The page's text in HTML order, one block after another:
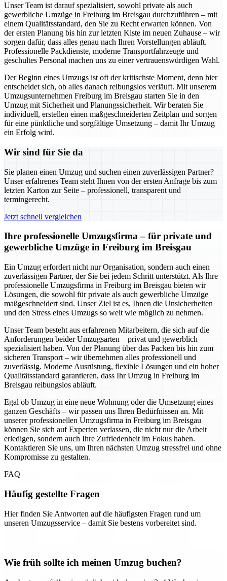
Unser Team ist darauf spezialisiert, sowohl private als auch
gewerbliche Umzüge in Freiburg im Breisgau durchzuführen – mit
einem Qualitätsstandard, den Sie zu Recht erwarten können. Von
der ersten Planung bis hin zur letzten Kiste im neuen Zuhause – wir
sorgen dafür, dass alles genau nach Ihren Vorstellungen abläuft.
Professionelle Packdienste, moderne Transportfahrzeuge und
geschultes Personal machen uns zu einer vertrauenswürdigen Wahl.
Der Beginn eines Umzugs ist oft der kritischste Moment, denn hier
entscheidet sich, ob alles danach reibungslos verläuft. Mit unserem
Umzugsunternehmen Freiburg im Breisgau starten Sie in den
Umzug mit Sicherheit und Planungssicherheit. Wir beraten Sie
individuell, erstellen einen maßgeschneiderten Zeitplan und sorgen
für eine pünktliche und sorgfältige Umsetzung – damit Ihr Umzug
ein Erfolg wird.
Wir sind für Sie da
Sie planen einen Umzug und suchen einen zuverlässigen Partner?
Unser erfahrenes Team steht Ihnen von der ersten Anfrage bis zum
letzten Karton zur Seite – professionell, transparent und
termingerecht.
Jetzt schnell vergleichen
Ihre professionelle Umzugsfirma – für private und
gewerbliche Umzüge in Freiburg im Breisgau
Ein Umzug erfordert nicht nur Organisation, sondern auch einen
zuverlässigen Partner, der Sie bei jedem Schritt unterstützt. Als Ihre
professionelle Umzugsfirma in Freiburg im Breisgau bieten wir
Lösungen, die sowohl für private als auch gewerbliche Umzüge
maßgeschneidert sind. Unser Ziel ist es, Ihnen die Unsicherheiten
und den Stress eines Umzugs so weit wie möglich zu nehmen.
Unser Team besteht aus erfahrenen Mitarbeitern, die sich auf die
Anforderungen beider Umzugsarten – privat und gewerblich –
spezialisiert haben. Von der Planung über das Packen bis hin zum
sicheren Transport – wir übernehmen alles professionell und
zuverlässig. Moderne Ausrüstung, flexible Lösungen und ein hoher
Qualitätsstandard garantieren, dass Ihr Umzug in Freiburg im
Breisgau reibungslos abläuft.
Egal ob Umzug in eine neue Wohnung oder die Umsetzung eines
ganzen Geschäfts – wir passen uns Ihren Bedürfnissen an. Mit
unserer professionellen Umzugsfirma in Freiburg im Breisgau
können Sie sich auf Experten verlassen, die nicht nur die Arbeit
erledigen, sondern auch Ihre Zufriedenheit im Fokus haben.
Kontaktieren Sie uns, um Ihren nächsten Umzug stressfrei und ohne
Kompromisse zu gestalten.
FAQ
Häufig gestellte Fragen
Hier finden Sie Antworten auf die häufigsten Fragen rund um
unseren Umzugsservice – damit Sie bestens vorbereitet sind.
Wie früh sollte ich meinen Umzug buchen?